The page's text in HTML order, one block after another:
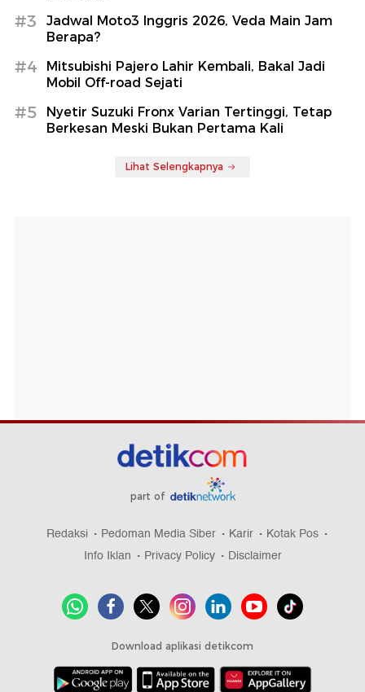
#3
Jadwal Moto3 Inggris 2026, Veda Main Jam
Berapa?
#4
Mitsubishi Pajero Lahir Kembali, Bakal Jadi
Mobil Off-road Sejati
#5
Nyetir Suzuki Fronx Varian Tertinggi, Tetap
Berkesan Meski Bukan Pertama Kali
Lihat Selengkapnya
part of
Redaksi Pedoman Media Siber Karir
Kotak Pos
Info Iklan
Privacy Policy Disclaimer
Download aplikasi detikcom